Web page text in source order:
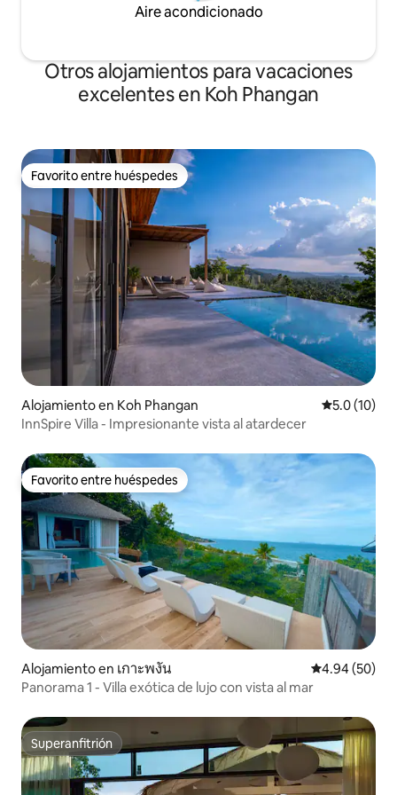
Aire acondicionado
Otros alojamientos para vacaciones
excelentes en Koh Phangan
Favorito entre huéspedes
Favorito entre huéspedes
Alojamiento en Koh Phangan Calificación
5.0 (10)
InnSpire Villa - Impresionante vista al atardecer
Favorito entre huéspedes
Favorito entre huéspedes
Alojamiento en เกาะพงัน Calificación
4.94 (50)
Panorama 1 - Villa exótica de lujo con vista al mar
Superanfitrión
Superanfitrión